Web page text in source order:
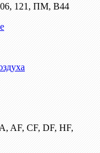
121, ПМ, В44
AF, CF, DF, HF,